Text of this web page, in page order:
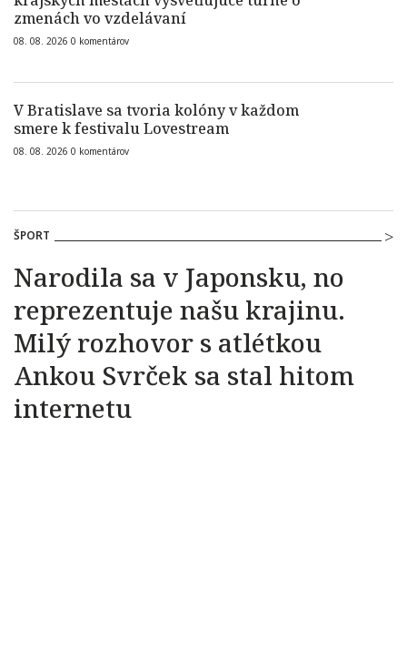
zmenách vo vzdelávaní
08. 08. 2026 0 komentárov
V Bratislave sa tvoria kolóny v každom
smere k festivalu Lovestream
08. 08. 2026 0 komentárov
ŠPORT